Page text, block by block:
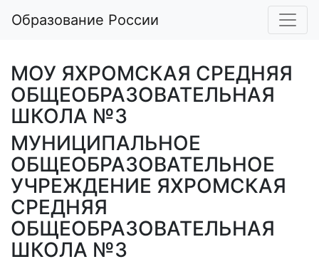
Образование России
МОУ ЯХРОМСКАЯ СРЕДНЯЯ
ОБЩЕОБРАЗОВАТЕЛЬНАЯ
ШКОЛА №3
МУНИЦИПАЛЬНОЕ
ОБЩЕОБРАЗОВАТЕЛЬНОЕ
УЧРЕЖДЕНИЕ ЯХРОМСКАЯ
СРЕДНЯЯ
ОБЩЕОБРАЗОВАТЕЛЬНАЯ
ШКОЛА №3